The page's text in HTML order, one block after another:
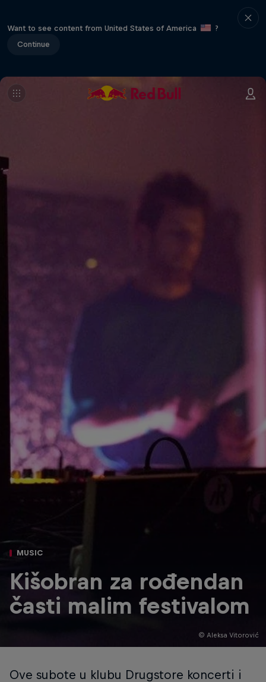
Want to see content from United States of America
?
Continue
© Aleksa Vitorović
MUSIC
Kišobran za rođendan
časti malim festivalom
Ove subote u klubu Drugstore koncerti i